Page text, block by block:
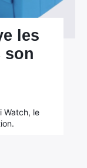
les
son
Watch, le